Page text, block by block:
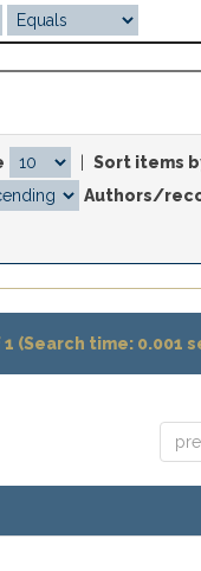
Sort items
Authors/
1 (Search time: 0.001